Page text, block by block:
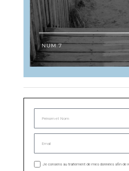
Je consens au traitement de mes données afin de